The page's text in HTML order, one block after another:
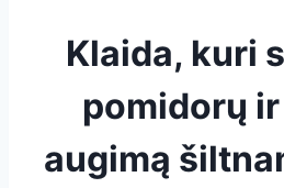
Klaida, kuri
pomidorų
augimą